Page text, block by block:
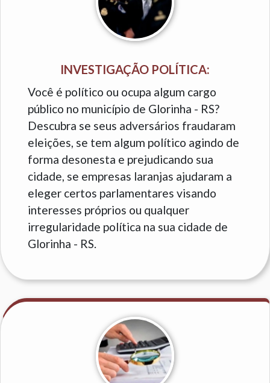
INVESTIGAÇÃO POLÍTICA:
Você é político ou ocupa algum cargo
público no município de Glorinha - RS?
Descubra se seus adversários fraudaram
eleições, se tem algum político agindo de
forma desonesta e prejudicando sua
cidade, se empresas laranjas ajudaram a
eleger certos parlamentares visando
interesses próprios ou qualquer
irregularidade política na sua cidade de
Glorinha - RS.